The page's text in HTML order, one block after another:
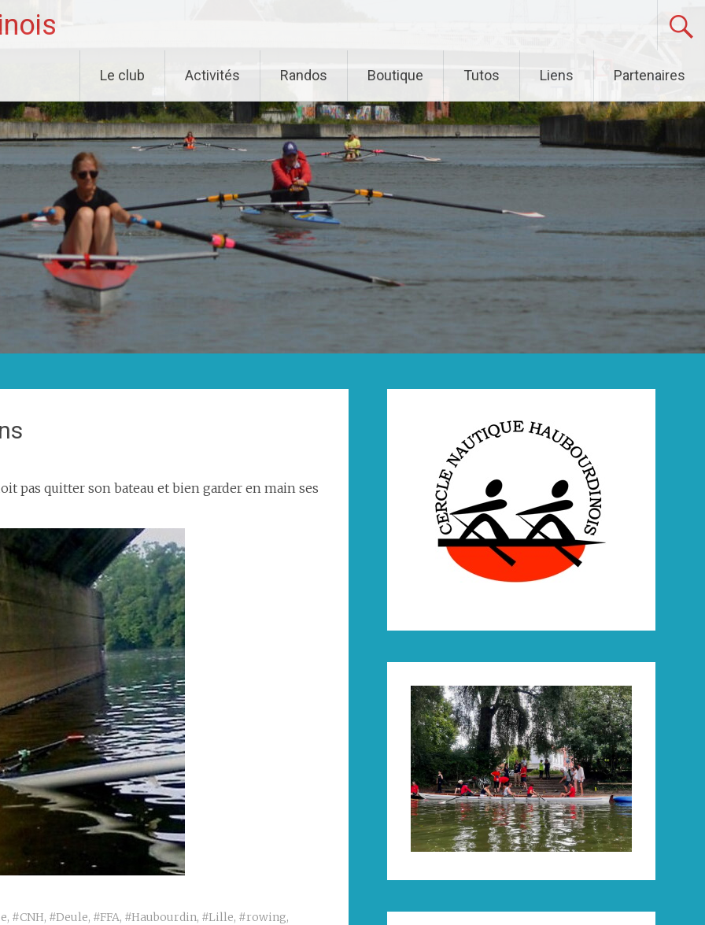
Le club Activités Randos Boutique Tutos Liens Partenaires
pas quitter son bateau et bien garder en main ses
, #CNH, #Deule, #FFA, #Haubourdin, #Lille, #rowing,